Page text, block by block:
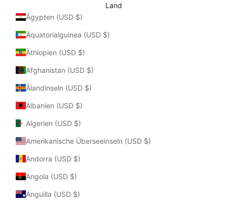
Land
Ägypten (USD $)
Äquatorialguinea (USD $)
Äthiopien (USD $)
Afghanistan (USD $)
Ålandinseln (USD $)
Albanien (USD $)
Algerien (USD $)
Amerikanische Überseeinseln (USD $)
Andorra (USD $)
Angola (USD $)
Anguilla (USD $)